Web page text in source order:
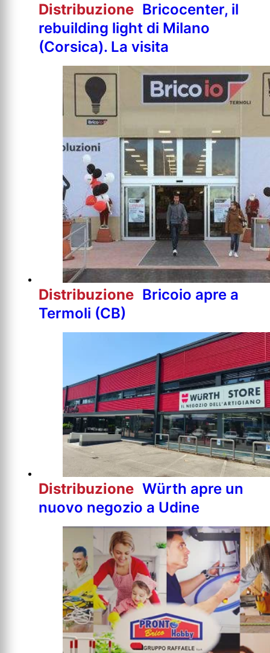
Distribuzione Bricocenter, il
rebuilding light di Milano
(Corsica). La visita
Distribuzione Bricoio apre a
Termoli (CB)
Distribuzione Würth apre un
nuovo negozio a Udine